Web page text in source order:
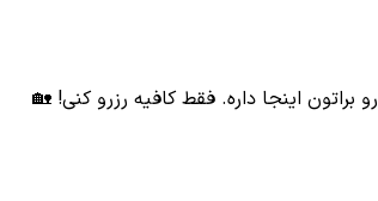
رو براتون اینجا داره. فقط کافیه رزرو کنی! 🏡